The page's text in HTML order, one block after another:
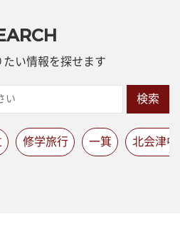
い情報を探せます
検索
修学旅行 一箕 北会津中